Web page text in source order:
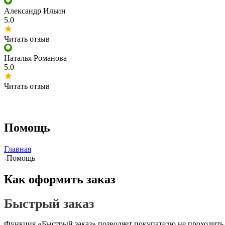
Александр Ильин
5.0
Читать отзыв
Наталья Романова
5.0
Читать отзыв
Помощь
Главная
-Помощь
Как оформить заказ
Быстрый заказ